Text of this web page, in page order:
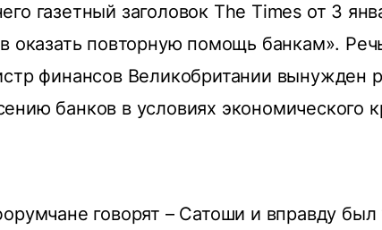
газетный заголовок The Times от 3
оказать повторную помощь банкам».
финансов Великобритании вынужден
банков в условиях экономического
говорят – Сатоши и вправду был